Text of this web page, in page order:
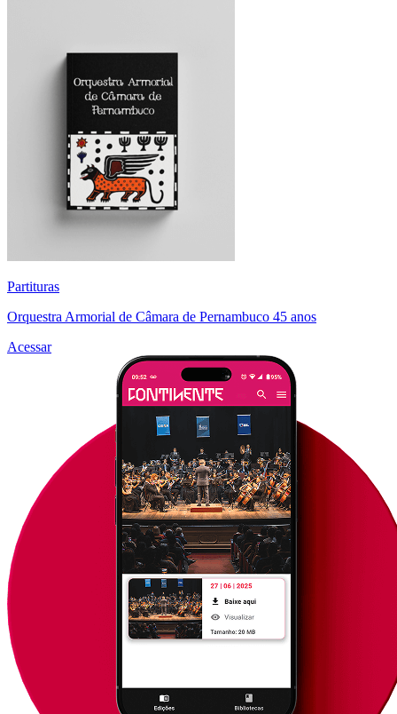
Partituras
Orquestra Armorial de Câmara de Pernambuco 45 anos
Acessar